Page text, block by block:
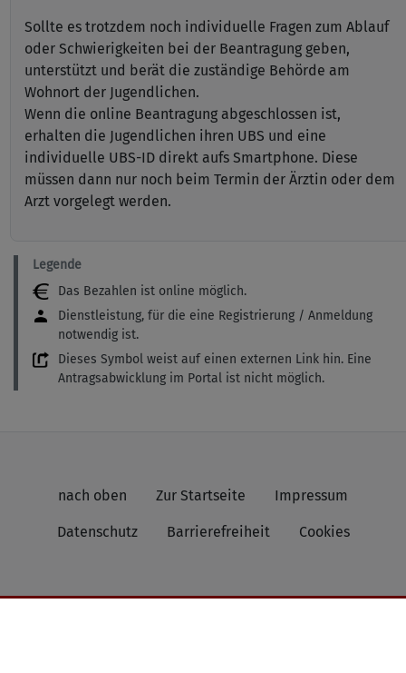
Sollte es trotzdem noch individuelle Fragen zum Ablauf
oder Schwierigkeiten bei der Beantragung geben,
unterstützt und berät die zuständige Behörde am
Wohnort der Jugendlichen.
Wenn die online Beantragung abgeschlossen ist,
erhalten die Jugendlichen ihren UBS und eine
individuelle UBS-ID direkt aufs Smartphone. Diese
müssen dann nur noch beim Termin der Ärztin oder dem
Arzt vorgelegt werden.
Legende
Das Bezahlen ist online möglich.
Dienstleistung, für die eine Registrierung / Anmeldung
notwendig ist.
Dieses Symbol weist auf einen externen Link hin. Eine
Antragsabwicklung im Portal ist nicht möglich.
nach oben Zur Startseite Impressum
Datenschutz Barrierefreiheit Cookies